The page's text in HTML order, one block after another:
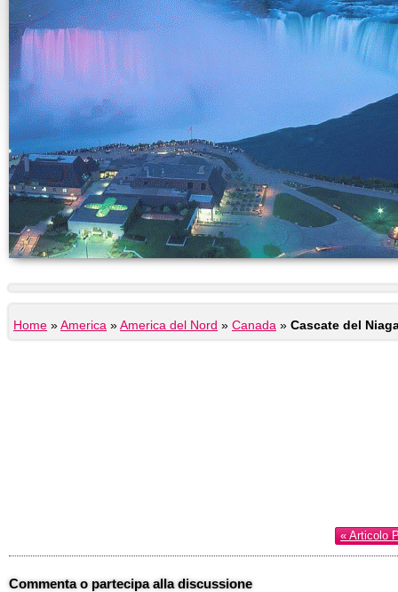
Home »America »America del Nord » Canada » Cascate del
« Articolo
Commenta o partecipa alla discussione